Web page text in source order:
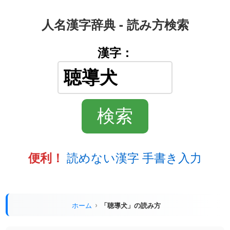
人名漢字辞典 - 読み方検索
漢字：
便利！ 読めない漢字 手書き入力
ホーム 「聴導犬」の読み方